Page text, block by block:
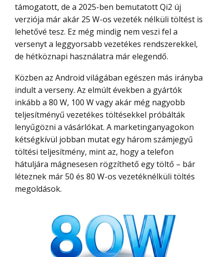
támogatott, de a 2025-ben bemutatott Qi2 új
verziója már akár 25 W-os vezeték nélküli töltést is
lehetővé tesz. Ez még mindig nem veszi fel a
versenyt a leggyorsabb vezetékes rendszerekkel,
de hétköznapi használatra már elegendő.
Közben az Android világában egészen más irányba
indult a verseny. Az elmúlt években a gyártók
inkább a 80 W, 100 W vagy akár még nagyobb
teljesítményű vezetékes töltésekkel próbálták
lenyűgözni a vásárlókat. A marketinganyagokon
kétségkívül jobban mutat egy három számjegyű
töltési teljesítmény, mint az, hogy a telefon
hátuljára mágnesesen rögzíthető egy töltő – bár
léteznek már 50 és 80 W-os vezetéknélküli töltés
megoldások.